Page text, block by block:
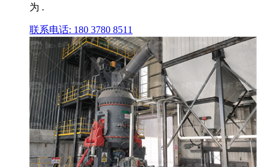
为 .
联系电话: 180 3780 8511